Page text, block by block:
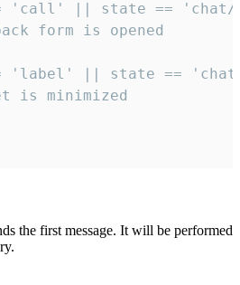
'call' || state ==
form is opened
'label' || state ==
is minimized
the first message. It will be performed